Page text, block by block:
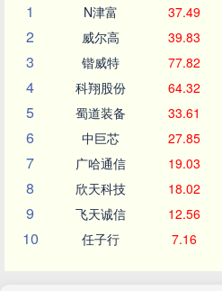
1
N津富 37.49
2 威尔高 39.83
3 锴威特 77.82
4 科翔股份 64.32
5 蜀道装备 33.61
6 中巨芯 27.85
7 广哈通信 19.03
8 欣天科技 18.02
9 飞天诚信 12.56
10 任子行 7.16